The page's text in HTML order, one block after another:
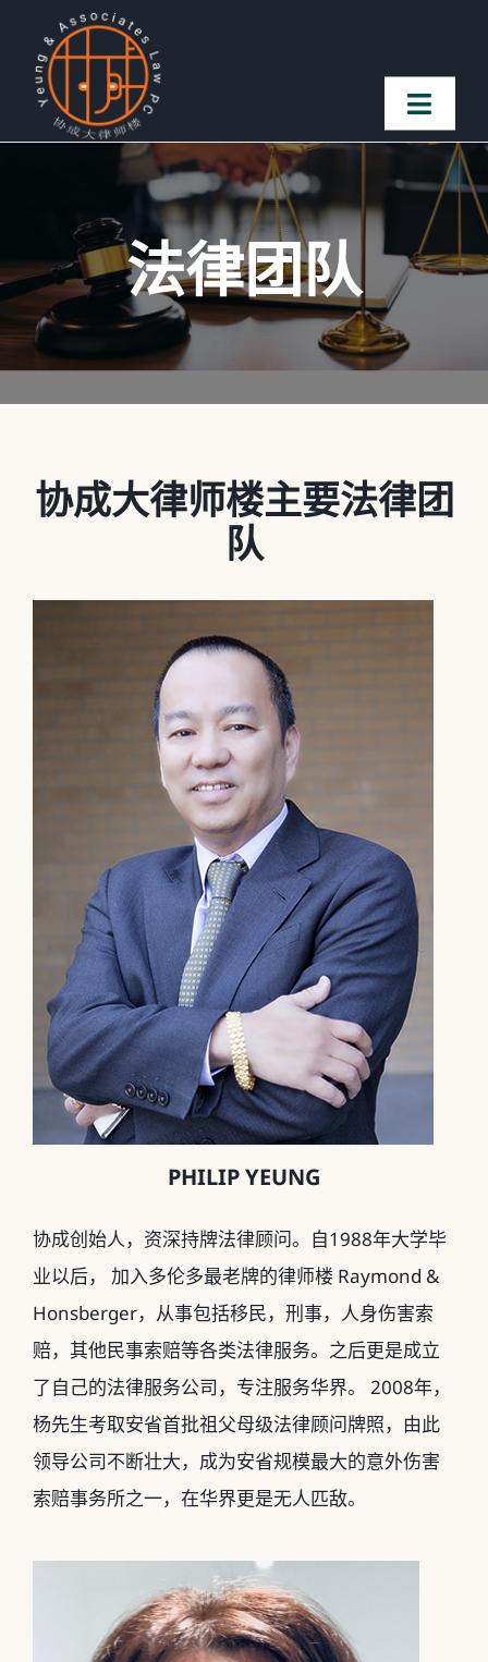
content
Toggle
法律团队
案件简介
客户赞誉
常见问题
联络电话：(437) 990-0999
法律团队
协成大律师楼主要法律团
队
PHILIP YEUNG
协成创始人，资深持牌法律顾问。自1988年大学毕
业以后， 加入多伦多最老牌的律师楼 Raymond &
Honsberger，从事包括移民，刑事，人身伤害索
赔，其他民事索赔等各类法律服务。之后更是成立
了自己的法律服务公司，专注服务华界。 2008年，
杨先生考取安省首批祖父母级法律顾问牌照，由此
领导公司不断壮大，成为安省规模最大的意外伤害
索赔事务所之一，在华界更是无人匹敌。